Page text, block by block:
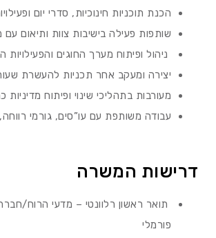
הכנת תוכניות חינוכיות, סדרי יום
שותפות פעילה בישיבות צוות ותיאום
ניהול ופיתוח מערך החוגים והפעילויות
יצירה ומעקב אחר תכניות להעשרת
מעורבות בתהליכי שינוי ופיתוח מדיניות
עבודה משותפת עם עו”סים, גורמי
דרישות המשרה
תואר ראשון רלוונטי – מדעי הרוח/
פורמלי